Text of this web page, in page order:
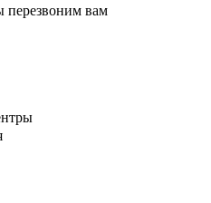
перезвоним вам